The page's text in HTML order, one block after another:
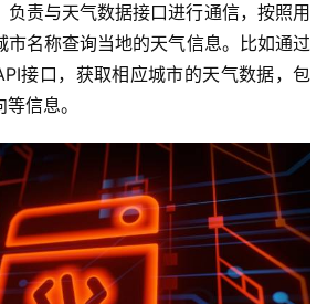
负责与天气数据接口进行通信，按照用
市名称查询当地的天气信息。比如通过
接口，获取相应城市的天气数据，包
信息。